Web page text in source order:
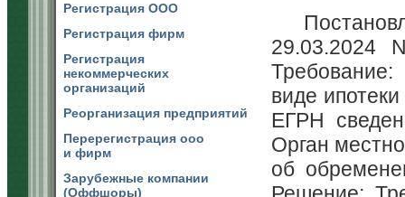
Регистрация ООО
Регистрация фирм
Регистрация
некоммерческих
организаций
Реорганизация предприятий
Перерегистрация ооо
и фирм
Зарубежные компании
(Оффшоры)
29.03.2024
виде
ЕГРН
Орган
об